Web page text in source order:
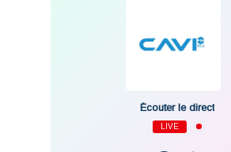
Écouter le direct
LIVE